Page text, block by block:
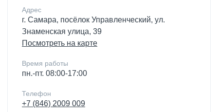
Адрес
г. Самара, посёлок Управленческий, ул.
Знаменская улица, 39
Посмотреть на карте
Время работы
пн.-пт. 08:00-17:00
Телефон
+7 (846) 2009 009